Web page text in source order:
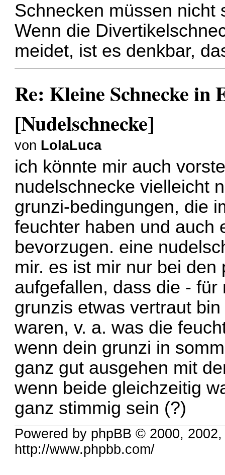
Schnecken müssen nicht
Wenn die
meidet, ist es denkbar,
Re: Kleine Schnecke in
[Nudelschnecke]
von LolaLuca
ich könnte mir auch
nudelschnecke vielleicht
grunzi-bedingungen, die
feuchter haben und auch
bevorzugen. eine
mir. es ist mir nur bei
aufgefallen, dass die -
grunzis etwas vertraut
waren, v. a. was die
wenn dein grunzi in
ganz gut ausgehen mit
wenn beide gleichzeitig
ganz stimmig sein (?)
Powered by phpBB © 2000,
http://www.phpbb.com/